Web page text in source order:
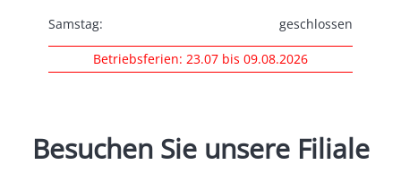
Samstag:
geschlossen
Betriebsferien: 23.07 bis 09.08.2026
Besuchen Sie unsere Filiale